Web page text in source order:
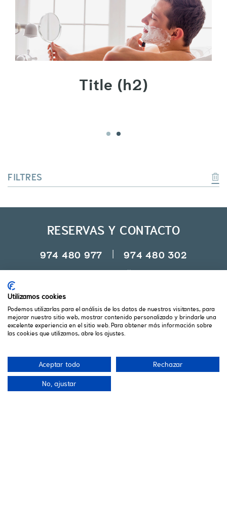
Title (h2)
1 2
FILTRES
RESERVAS Y CONTACTO
974 480 977 974 480 302
correo@campingvalledetena.es
CAMPING VALLE DE TENA
Camping
Hébergement
Services
Localisation et contact
SUIVEZ NOUS
Utilizamos cookies
Podemos utilizarlas para el análisis de los datos de nuestros visitantes, para
mejorar nuestro sitio web, mostrar contenido personalizado y brindarle una
excelente experiencia en el sitio web. Para obtener más información sobre
las cookies que utilizamos, abre los ajustes.
Aceptar todo
Rechazar
No, ajustar